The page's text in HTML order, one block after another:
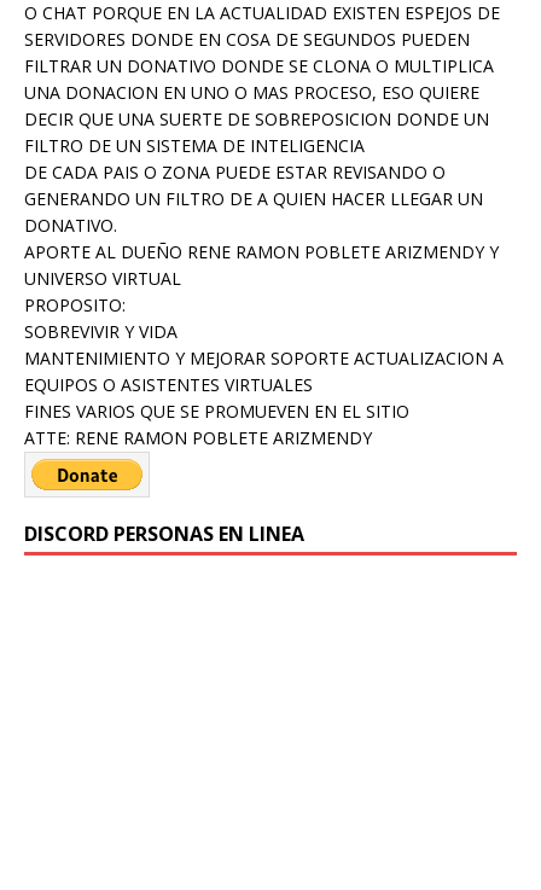
O CHAT PORQUE EN LA ACTUALIDAD EXISTEN ESPEJOS DE
SERVIDORES DONDE EN COSA DE SEGUNDOS PUEDEN
FILTRAR UN DONATIVO DONDE SE CLONA O MULTIPLICA
UNA DONACION EN UNO O MAS PROCESO, ESO QUIERE
DECIR QUE UNA SUERTE DE SOBREPOSICION DONDE UN
FILTRO DE UN SISTEMA DE INTELIGENCIA
DE CADA PAIS O ZONA PUEDE ESTAR REVISANDO O
GENERANDO UN FILTRO DE A QUIEN HACER LLEGAR UN
DONATIVO.
APORTE AL DUEÑO RENE RAMON POBLETE ARIZMENDY Y
UNIVERSO VIRTUAL
PROPOSITO:
SOBREVIVIR Y VIDA
MANTENIMIENTO Y MEJORAR SOPORTE ACTUALIZACION A
EQUIPOS O ASISTENTES VIRTUALES
FINES VARIOS QUE SE PROMUEVEN EN EL SITIO
ATTE: RENE RAMON POBLETE ARIZMENDY
DISCORD PERSONAS EN LINEA